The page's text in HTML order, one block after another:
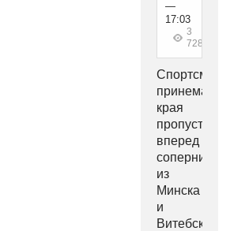
—
17:03
3
728
края
пропустили
вперед
соперников
из
Минска
и
Витебской